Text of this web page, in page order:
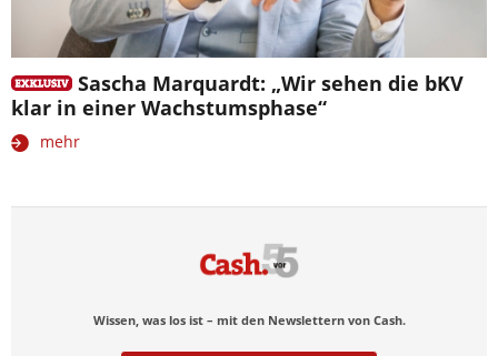
Sascha Marquardt: „Wir sehen die bKV
klar in einer Wachstumsphase“
mehr
Wissen, was los ist – mit den Newslettern von Cash.